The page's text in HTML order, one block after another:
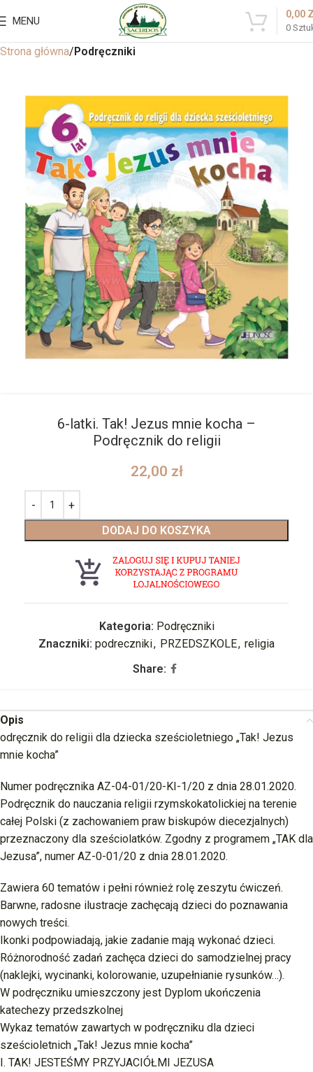
MENU
0
0,00
Strona główna Podręczniki
6-latki. Tak! Jezus mnie kocha –
Podręcznik do religii
22,00 zł
DODAJ DO KOSZYKA
Kategoria: Podręczniki
Znaczniki: podreczniki, PRZEDSZKOLE, religia
Share:
Opis
odręcznik do religii dla dziecka sześcioletniego „Tak! Jezus
mnie kocha”
Numer podręcznika AZ-04-01/20-KI-1/20 z dnia 28.01.2020.
Podręcznik do nauczania religii rzymskokatolickiej na terenie
całej Polski (z zachowaniem praw biskupów diecezjalnych)
przeznaczony dla sześciolatków. Zgodny z programem „TAK dla
Jezusa”, numer AZ-0-01/20 z dnia 28.01.2020.
Zawiera 60 tematów i pełni również rolę zeszytu ćwiczeń.
Barwne, radosne ilustracje zachęcają dzieci do poznawania
nowych treści.
Ikonki podpowiadają, jakie zadanie mają wykonać dzieci.
Różnorodność zadań zachęca dzieci do samodzielnej pracy
(naklejki, wycinanki, kolorowanie, uzupełnianie rysunków…).
W podręczniku umieszczony jest Dyplom ukończenia
katechezy przedszkolnej
Wykaz tematów zawartych w podręczniku dla dzieci
sześcioletnich „Tak! Jezus mnie kocha”
I. TAK! JESTEŚMY PRZYJACIÓŁMI JEZUSA